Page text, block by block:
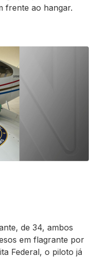
frente ao hangar.
de 34, ambos
em flagrante por
Federal, o piloto já